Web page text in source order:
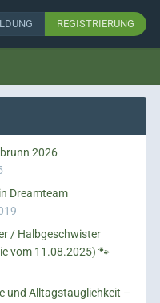
REGISTRIERUNG
2026
Dreamteam
/ Halbgeschwister
vom 11.08.2025) 🐾
und Alltagstauglichkeit –